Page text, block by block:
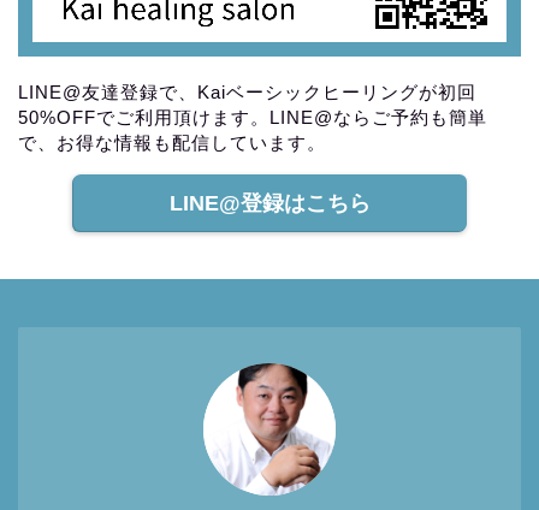
LINE@友達登録で、Kaiベーシックヒーリングが初回
50%OFFでご利用頂けます。LINE@ならご予約も簡単
で、お得な情報も配信しています。
LINE@登録はこちら